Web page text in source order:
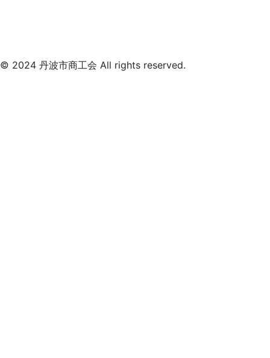
© 2024 丹波市商工会 All rights reserved.